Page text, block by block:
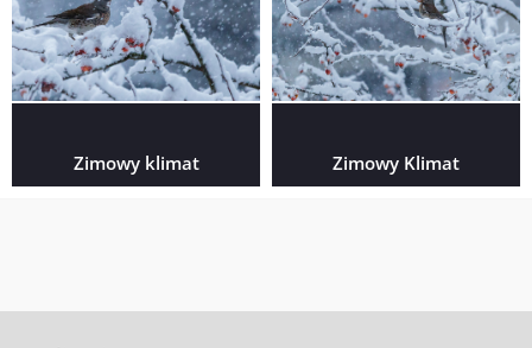
Zimowy klimat Zimowy Klimat